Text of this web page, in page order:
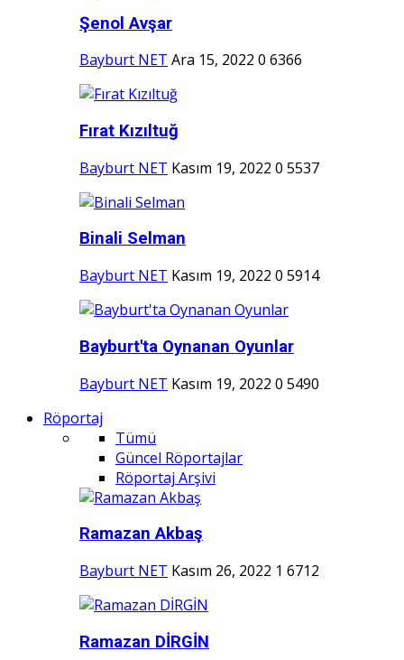
Şenol Avşar
Bayburt NET Ara 15, 2022 0 6366
Fırat Kızıltuğ
Bayburt NET Kasım 19, 2022 0 5537
Binali Selman
Bayburt NET Kasım 19, 2022 0 5914
Bayburt'ta Oynanan Oyunlar
Bayburt NET Kasım 19, 2022 0 5490
Röportaj
Tümü
Güncel Röportajlar
Röportaj Arşivi
Ramazan Akbaş
Bayburt NET Kasım 26, 2022 1 6712
Ramazan DİRGİN